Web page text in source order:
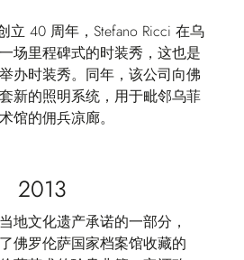
立 40 周年，Stefano Ricci 在乌
场里程碑式的时装秀，这也是
办时装秀。同年，该公司向佛
新的照明系统，用于毗邻乌菲
馆的佣兵凉廊。
2013
地文化遗产承诺的一部分，
佛罗伦萨国家档案馆收藏的